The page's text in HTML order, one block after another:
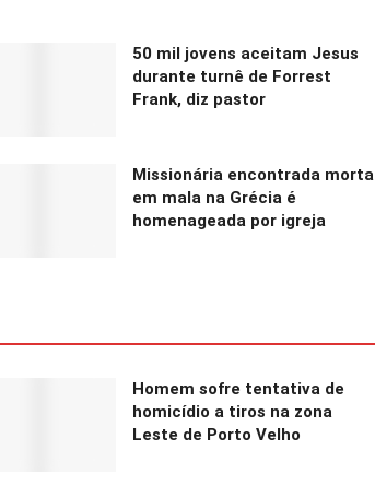
50 mil jovens aceitam Jesus
durante turnê de Forrest
Frank, diz pastor
Missionária encontrada morta
em mala na Grécia é
homenageada por igreja
Homem sofre tentativa de
homicídio a tiros na zona
Leste de Porto Velho